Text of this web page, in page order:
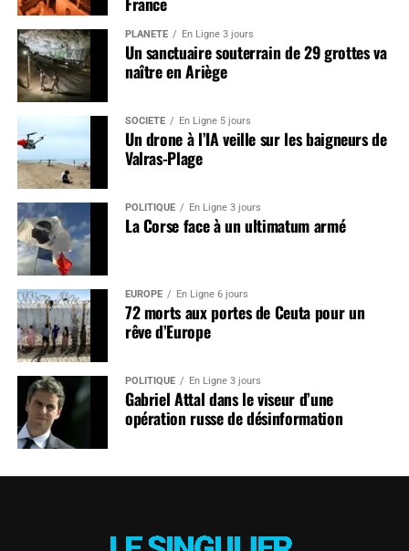
PLANÈTE En Ligne 3 jours
Un sanctuaire souterrain de 29 grottes va
naître en Ariège
SOCIÉTÉ En Ligne 5 jours
Un drone à l’IA veille sur les baigneurs de
Valras-Plage
POLITIQUE En Ligne 3 jours
La Corse face à un ultimatum armé
EUROPE En Ligne 6 jours
72 morts aux portes de Ceuta pour un
rêve d’Europe
POLITIQUE En Ligne 3 jours
Gabriel Attal dans le viseur d’une
opération russe de désinformation